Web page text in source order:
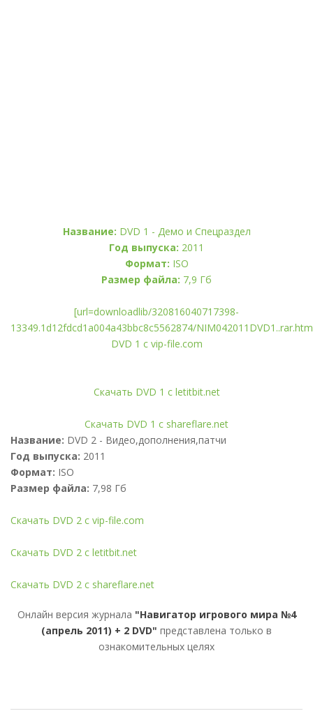
Название: DVD 1 - Демо и Спецраздел
Год выпуска: 2011
Формат: ISO
Размер файла: 7,9 Гб
[url=downloadlib/320816040717398-
13349.1d12fdcd1a004a43bbc8c5562874/
DVD 1 с vip-file.com
Скачать DVD 1 с letitbit.net
Скачать DVD 1 с shareflare.net
Название: DVD 2 - Видео,дополнения,патчи
Год выпуска: 2011
Формат: ISO
Размер файла: 7,98 Гб
Скачать DVD 2 с vip-file.com
Скачать DVD 2 с letitbit.net
Скачать DVD 2 с shareflare.net
Онлайн версия журнала "Навигатор игрового мира №4
(апрель 2011) + 2 DVD" представлена только в
ознакомительных целях